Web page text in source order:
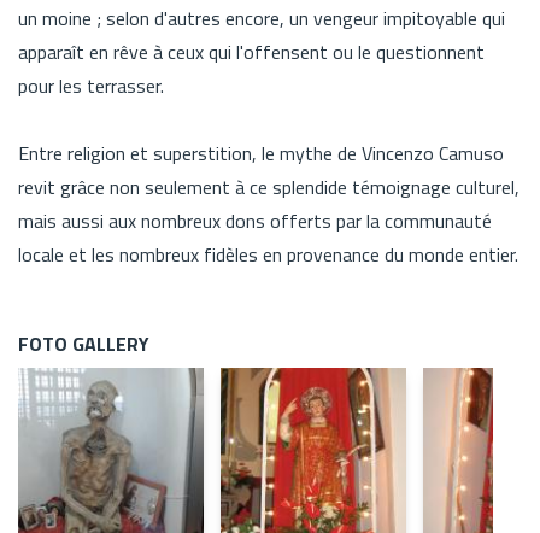
un moine ; selon d'autres encore, un vengeur impitoyable qui
apparaît en rêve à ceux qui l'offensent ou le questionnent
pour les terrasser.
Entre religion et superstition, le mythe de Vincenzo Camuso
revit grâce non seulement à ce splendide témoignage culturel,
mais aussi aux nombreux dons offerts par la communauté
locale et les nombreux fidèles en provenance du monde entier.
FOTO GALLERY